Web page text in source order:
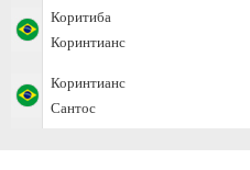
Коритиба
Коринтианс
Коринтианс
Сантос